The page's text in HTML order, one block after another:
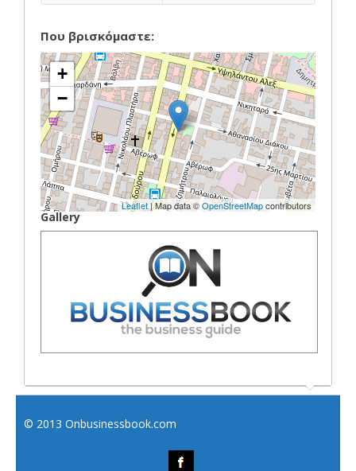
Που βρισκόμαστε:
+
−
Leaflet| Map data ©OpenStreetMapcontributors
Gallery
© 2013 Onbusinessbook.com